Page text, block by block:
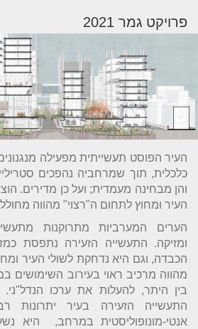
פרויקט גמר 2021
העיר הפוסט תעשייתית מפעילה
כלכלית, תוך שמרחביה נהפכים
והן מבחינה מעמדית; ועל כן מדירים.
העיר ומחוץ לתחום ה"רצוי" מהווה
הערים המערביות מתרוקנות
ומזיקה. התעשייה הזעירה נתפסת
הכבדה, וגם היא נדחקת לשולי העיר
מהווה מרכיב ראוי בעירוב השימושים
בין היתר, להעלות את ערכו
התעשייה הזעירה בעיר
אנטי-מונופוליסטית במרחב, היא